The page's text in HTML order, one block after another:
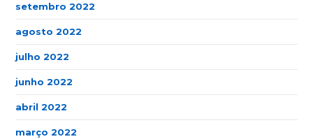
setembro 2022
agosto 2022
julho 2022
junho 2022
abril 2022
março 2022